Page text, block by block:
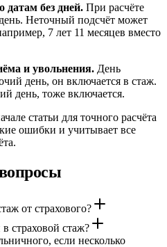
без дней. При расчёте
Неточный подсчёт может
7 лет 11 месяцев вместо
и увольнения. День
день, он включается в стаж.
день, тоже включается.
статьи для точного расчёта
ошибки и учитывает все
от страхового?
страховой стаж?
если несколько